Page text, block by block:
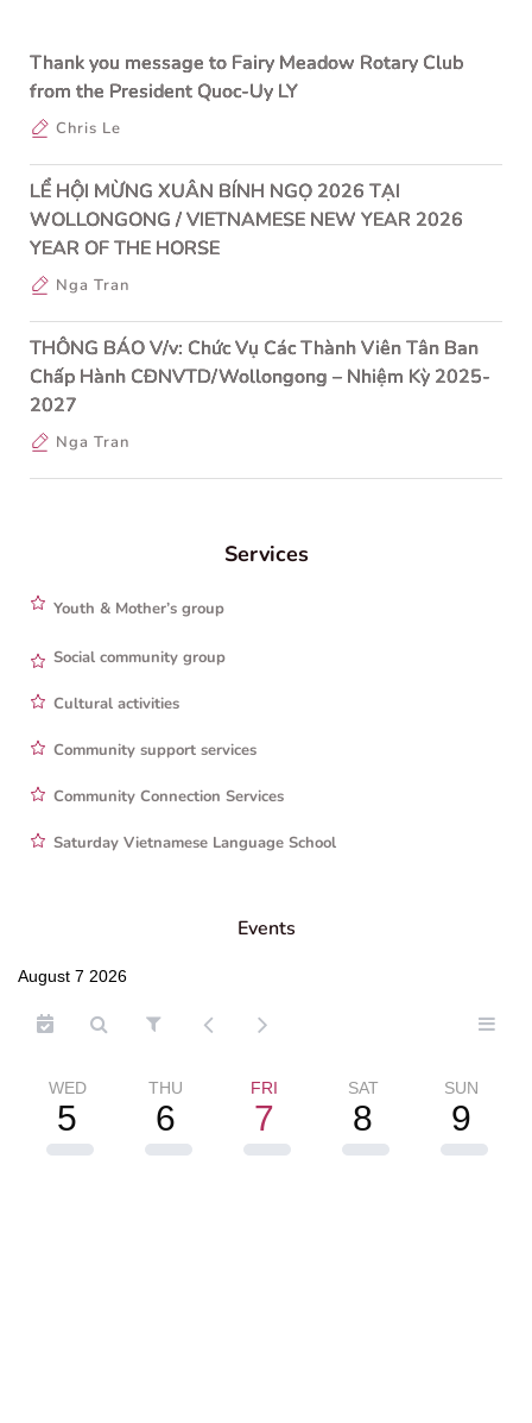
Thank you message to Fairy Meadow Rotary Club
from the President Quoc-Uy LY
Chris Le
LỂ HỘI MỪNG XUÂN BÍNH NGỌ 2026 TẠI
WOLLONGONG / VIETNAMESE NEW YEAR 2026
YEAR OF THE HORSE
Nga Tran
THÔNG BÁO V/v: Chức Vụ Các Thành Viên Tân Ban
Chấp Hành CĐNVTD/Wollongong – Nhiệm Kỳ 2025-
2027
Nga Tran
Services
Youth & Mother’s group
Social community group
Cultural activities
Community support services
Community Connection Services
Saturday Vietnamese Language School
Events
August 7 2026
WED
5
THU
6
FRI
7
SAT
8
SUN
9